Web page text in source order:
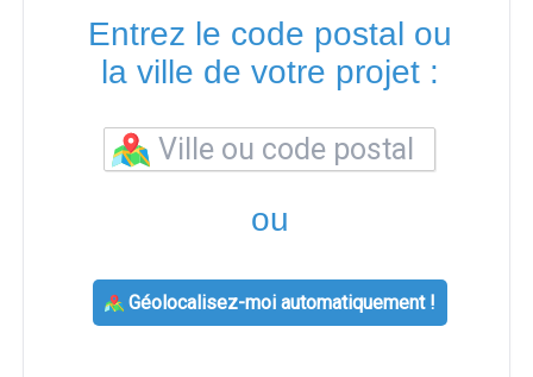
Entrez le code postal ou
la ville de votre projet :
ou
Géolocalisez-moi automatiquement !